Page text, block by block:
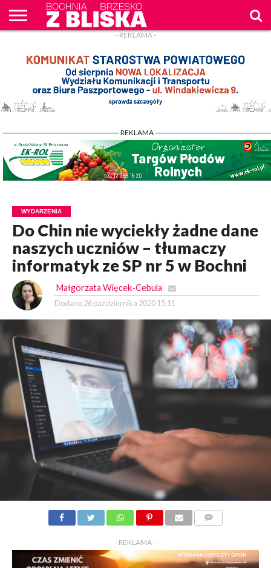
WPROST
REKLAM
- REKLAMA -
- REKLAMA -
WYDARZENIA
Do Chin nie wyciekły żadne dane
naszych uczniów – tłumaczy
informatyk ze SP nr 5 w Bochni
Małgorzata Więcek-Cebula
Dodano 26 października 2020 15:11
- REKLAMA -